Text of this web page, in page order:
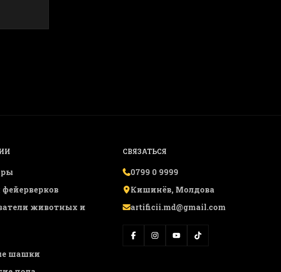
фейерверков
животных и
шашки
СВЯЗАТЬСЯ
0799 0 9999
Кишинёв, Молдова
artificii.md@gmail.com